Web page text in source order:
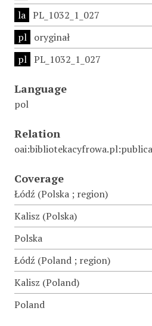
la PL_1032_1_027
pl oryginał
pl PL_1032_1_027
Language
pol
Relation
Coverage
Łódź (Polska ; region)
Kalisz (Polska)
Polska
Łódź (Poland ; region)
Kalisz (Poland)
Poland